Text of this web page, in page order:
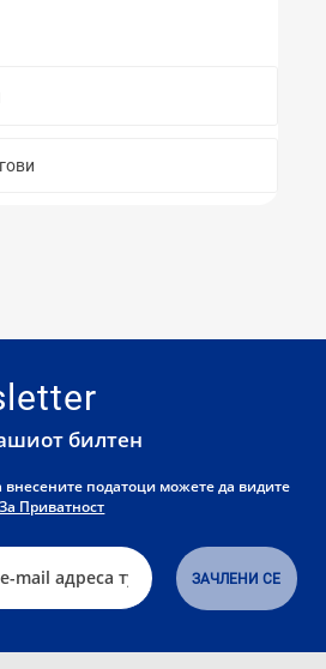
билтен
внесените податоци можете да видите
Приватност